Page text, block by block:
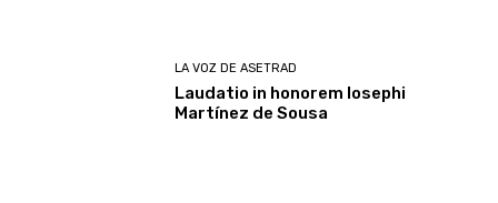
LA VOZ DE ASETRAD
Laudatio in honorem Iosephi
Martínez de Sousa